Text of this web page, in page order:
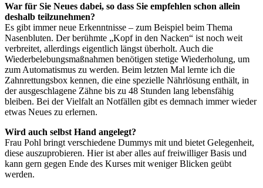
War für Sie Neues dabei, so dass Sie empfehlen schon allein
deshalb teilzunehmen?
Es gibt immer neue Erkenntnisse – zum Beispiel beim Thema
Nasenbluten. Der berühmte „Kopf in den Nacken“ ist noch weit
verbreitet, allerdings eigentlich längst überholt. Auch die
Wiederbelebungsmaßnahmen benötigen stetige Wiederholung, um
zum Automatismus zu werden. Beim letzten Mal lernte ich die
Zahnrettungsbox kennen, die eine spezielle Nährlösung enthält, in
der ausgeschlagene Zähne bis zu 48 Stunden lang lebensfähig
bleiben. Bei der Vielfalt an Notfällen gibt es demnach immer wieder
etwas Neues zu erlernen.
Wird auch selbst Hand angelegt?
Frau Pohl bringt verschiedene Dummys mit und bietet Gelegenheit,
diese auszuprobieren. Hier ist aber alles auf freiwilliger Basis und
kann gern gegen Ende des Kurses mit weniger Blicken geübt
werden.